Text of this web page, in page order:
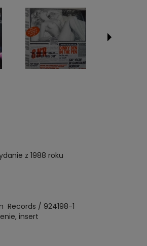
z 1988 roku
/ 924198-1
insert